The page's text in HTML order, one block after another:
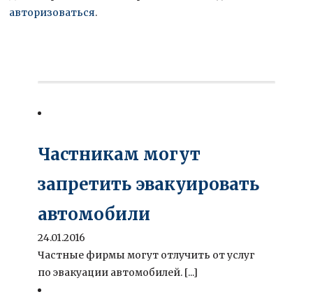
авторизоваться.
Частникам могут
запретить эвакуировать
автомобили
24.01.2016
Частные фирмы могут отлучить от услуг
по эвакуации автомобилей. [...]